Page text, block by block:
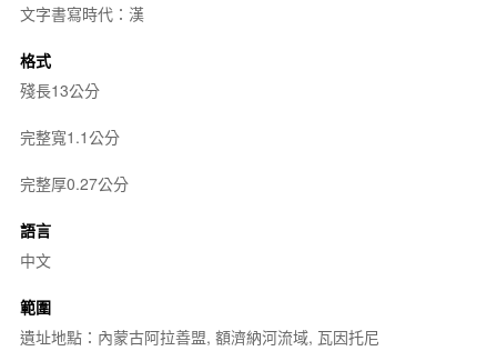
文字書寫時代：漢
格式
殘長13公分
完整寬1.1公分
完整厚0.27公分
語言
中文
範圍
遺址地點：內蒙古阿拉善盟, 額濟納河流域, 瓦因托尼